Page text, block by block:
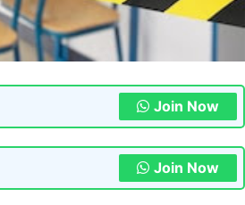
Join Now
Join Now